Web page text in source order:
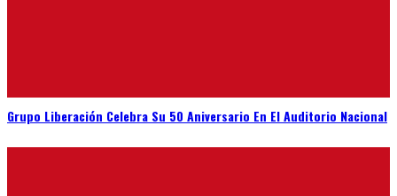
Grupo Liberación Celebra Su 50 Aniversario En El Auditorio Nacional